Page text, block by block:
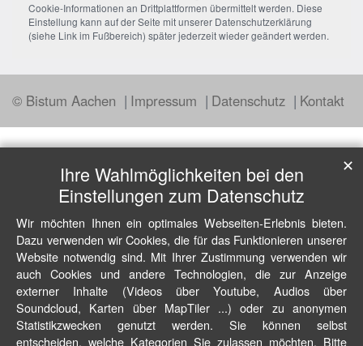
Cookie-Informationen an Drittplattformen übermittelt werden. Diese
Einstellung kann auf der Seite mit unserer Datenschutzerklärung
(siehe Link im Fußbereich) später jederzeit wieder geändert werden.
© Bistum Aachen Impressum Datenschutz Kontakt
Ihre Wahlmöglichkeiten bei den
Einstellungen zum Datenschutz
Wir möchten Ihnen ein optimales Webseiten-Erlebnis bieten.
Dazu verwenden wir Cookies, die für das Funktionieren unserer
Website notwendig sind. Mit Ihrer Zustimmung verwenden wir
auch Cookies und andere Technologien, die zur Anzeige
externer Inhalte (Videos über Youtube, Audios über
Soundcloud, Karten über MapTiler ...) oder zu anonymen
Statistikzwecken genutzt werden. Sie können selbst
entscheiden, welche Kategorien Sie zulassen möchten. Bitte
✕